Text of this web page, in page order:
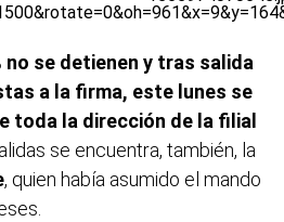
no se detienen y tras salida
a la firma, este lunes se
toda la dirección de la filial
se encuentra, también, la
, quien había asumido el mando